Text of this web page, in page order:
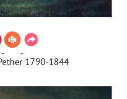
1790-1844